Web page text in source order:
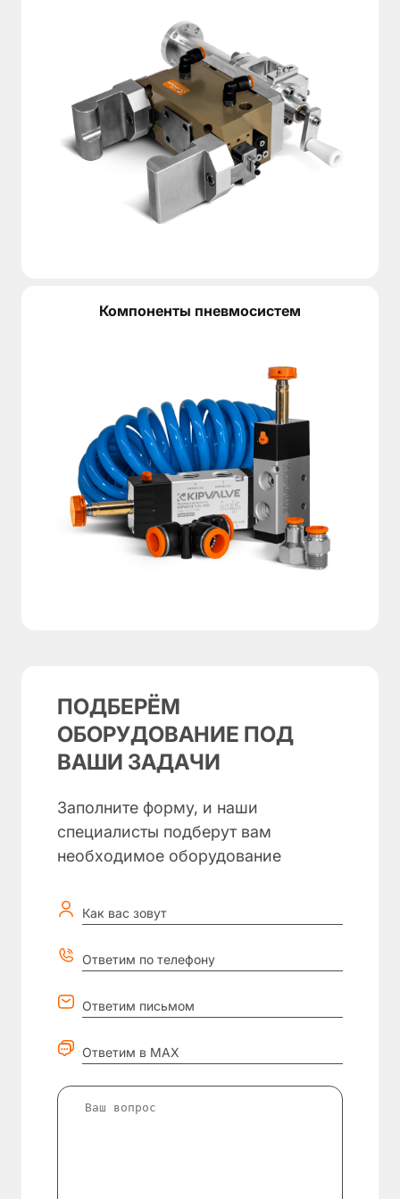
Компоненты пневмосистем
ПОДБЕРЁМ
ОБОРУДОВАНИЕ ПОД
ВАШИ ЗАДАЧИ
Заполните форму, и наши
специалисты подберут вам
необходимое оборудование
Как вас зовут
Ответим по телефону
Ответим письмом
Ответим в MAX